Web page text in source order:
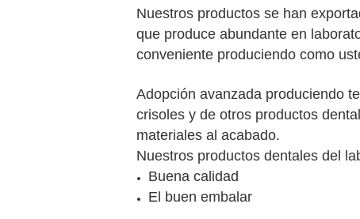
Nuestros productos se han
que produce abundante en
conveniente produciendo como
Adopción avanzada produciendo
crisoles y de otros productos
materiales al acabado.
Nuestros productos dentales del
Buena calidad
El buen embalar